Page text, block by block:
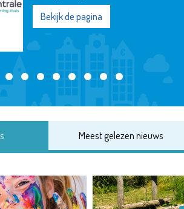
Bekijk de pagina
Meest gelezen nieuws